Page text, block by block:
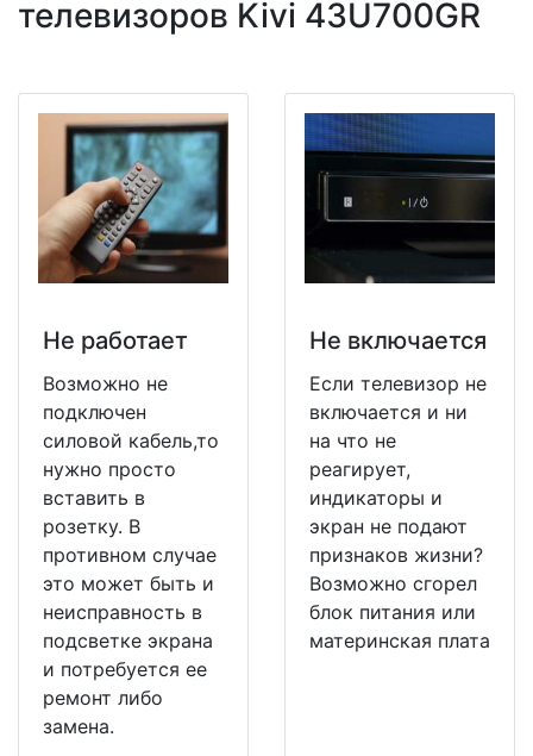
телевизоров Kivi 43U700GR
Не работает
Возможно не
подключен
силовой кабель,то
нужно просто
вставить в
розетку. В
противном случае
это может быть и
неисправность в
подсветке экрана
и потребуется ее
ремонт либо
замена.
Не включается
Если телевизор не
включается и ни
на что не
реагирует,
индикаторы и
экран не подают
признаков жизни?
Возможно сгорел
блок питания или
материнская плата